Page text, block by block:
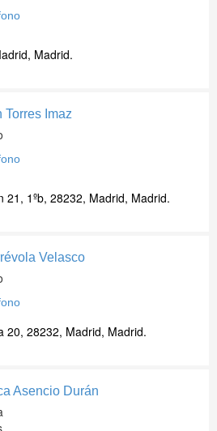
Madrid.
Torres Imaz
21, 1ºb, 28232, Madrid, Madrid.
Velasco
20, 28232, Madrid, Madrid.
Asencio Durán